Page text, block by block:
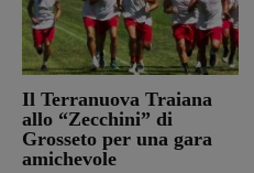
Il Terranuova Traiana
allo “Zecchini” di
Grosseto per una gara
amichevole